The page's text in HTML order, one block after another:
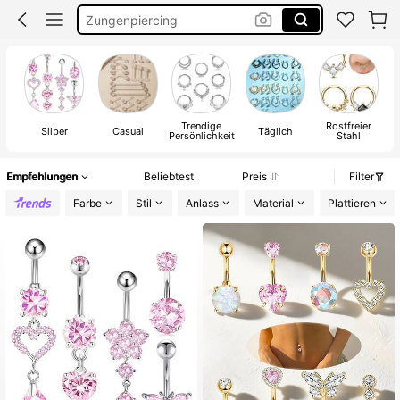
Piercing Set
Nasen Piercing
Silber Casual Trendige
Persönlichkeit Täglich Rostfreier
Stahl
Empfehlungen Beliebtest Preis
Filter
Farbe
Stil Anlass Material Plattieren